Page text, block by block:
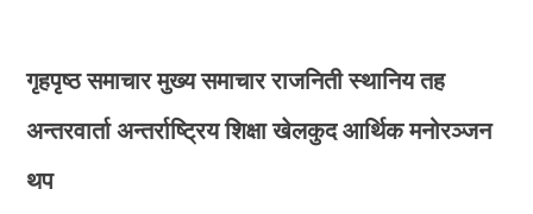
गृहपृष्ठ समाचार मुख्य समाचार राजनिती स्थानिय तह
अन्तरवार्ता अन्तर्राष्ट्रिय शिक्षा खेलकुद आर्थिक मनोरञ्जन
थप